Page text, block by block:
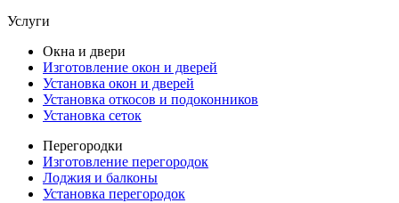
Услуги
Окна и двери
Изготовление окон и дверей
Установка окон и дверей
Установка откосов и подоконников
Установка сеток
Перегородки
Изготовление перегородок
Лоджия и балконы
Установка перегородок